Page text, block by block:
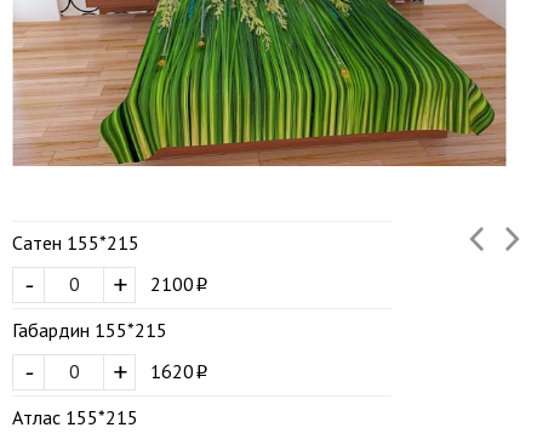
Сатен 155*215
+
-
2100
Габардин 155*215
+
-
1620
Атлас 155*215